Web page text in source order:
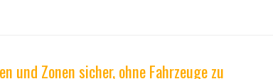
und Zonen sicher, ohne Fahrzeuge zu